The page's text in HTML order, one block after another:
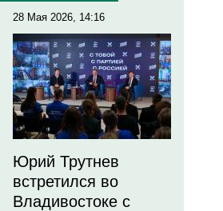
28 Мая 2026, 14:16
Юрий Трутнев
встретился во
Владивостоке с